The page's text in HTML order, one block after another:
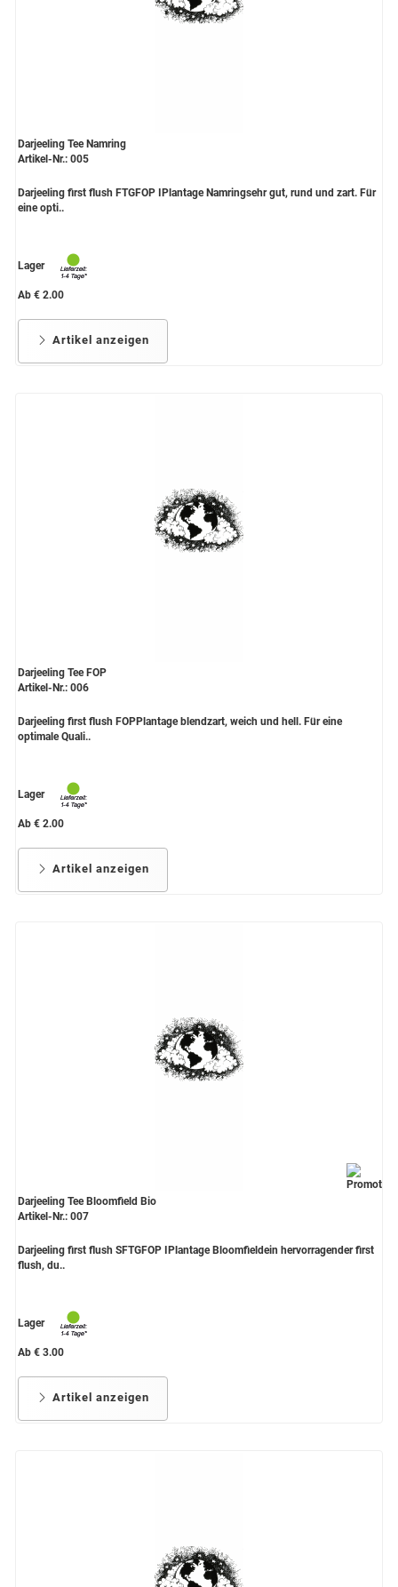
Darjeeling Tee Namring
Artikel-Nr.: 005
Darjeeling first flush FTGFOP IPlantage Namringsehr gut, rund und zart. Für
eine opti..
Lager
Ab € 2.00
Artikel anzeigen
Darjeeling Tee FOP
Artikel-Nr.: 006
Darjeeling first flush FOPPlantage blendzart, weich und hell. Für eine
optimale Quali..
Lager
Ab € 2.00
Artikel anzeigen
Darjeeling Tee Bloomfield Bio
Artikel-Nr.: 007
Darjeeling first flush SFTGFOP IPlantage Bloomfieldein hervorragender first
flush, du..
Lager
Ab € 3.00
Artikel anzeigen